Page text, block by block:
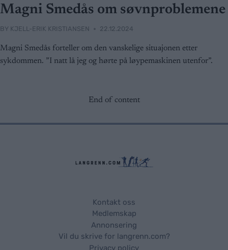
Magni Smedås om søvnproblemene
BY KJELL-ERIK KRISTIANSEN 22.12.2024
Magni Smedås forteller om den vanskelige situajonen etter
sykdommen. ”I natt lå jeg og hørte på løypemaskinen utenfor”.
End of content
Kontakt oss
Medlemskap
Annonsering
Vil du skrive for langrenn.com?
Privacy policy